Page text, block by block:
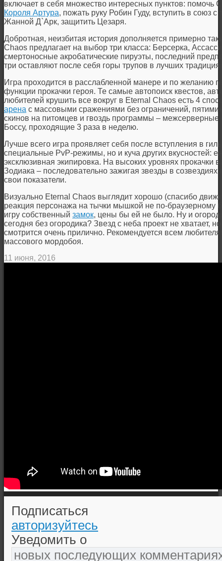
включает в себя множество интересных пунктов: помочь
Короля Артура, пожать руку Робин Гуду, вступить в союз
Жанной Д`Арк, защитить Цезаря.
Добротная, неизбитая история дополняется примерно
Chaos предлагает на выбор три класса: Берсерка,
смертоносные акробатические пируэты, последний
три оставляют после себя горы трупов в лучших
Игра проходится в расслабленной манере и по желанию
функции прокачки героя. Те самые автопоиск квестов,
любителей крушить все вокруг в Eternal Chaos есть 4
арена с массовыми сражениями без ограничений,
скинов на питомцев и гвоздь программы –
Боссу, проходящие 3 раза в неделю.
Лучше всего игра проявляет себя после вступления в
специальные PvP-режимы, но и куча других вкусностей:
эксклюзивная экипировка. На высоких уровнях прокачки
Зодиака – последовательно зажигая звезды в
свои показатели.
Визуально Eternal Chaos выглядит хорошо (спасибо
реакция персонажа на тычки мышкой не по-браузерному
игру собственный замок, цены бы ей не было. Ну и
сегодня без огородика? Звезд с неба проект не хватает,
смотрится очень прилично. Рекомендуется всем
массового мордобоя.
11 июня, 2016
Подписаться
авторизуйтесь
Уведомить о